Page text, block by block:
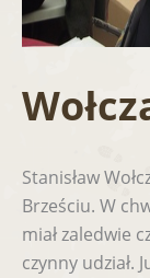
Stanisław
Brześciu. W
miał zaledwie
czynny udział.